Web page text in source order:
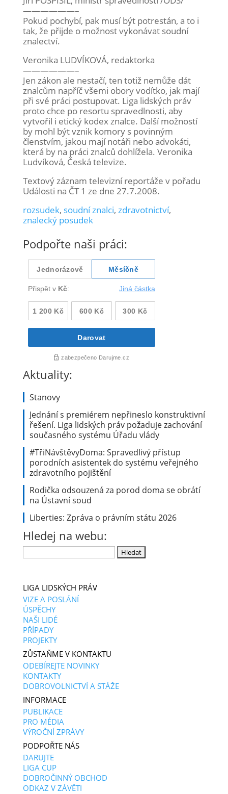
——————–
Pokud pochybí, pak musí být potrestán, a to i
tak, že přijde o možnost vykonávat soudní
znalectví.
Veronika LUDVÍKOVÁ, redaktorka
——————–
Jen zákon ale nestačí, ten totiž nemůže dát
znalcům napříč všemi obory vodítko, jak mají
při své práci postupovat. Liga lidských práv
proto chce po resortu spravedlnosti, aby
vytvořil i etický kodex znalce. Další možností
by mohl být vznik komory s povinným
členstvím, jakou mají notáři nebo advokáti,
která by na práci znalců dohlížela. Veronika
Ludvíková, Česká televize.
Textový záznam televizní reportáže v pořadu
Události na ČT 1 ze dne 27.7.2008.
rozsudek, soudní znalci, zdravotnictví,
znalecký posudek
Podpořte naši práci:
Aktuality:
Stanovy
Jednání s premiérem nepřineslo konstruktivní
řešení. Liga lidských práv požaduje zachování
současného systému Úřadu vlády
#TřiNávštěvyDoma: Spravedlivý přístup
porodních asistentek do systému veřejného
zdravotního pojištění
Rodička odsouzená za porod doma se obrátí
na Ústavní soud
Liberties: Zpráva o právním státu 2026
Hledej na webu:
Vyhledávání
LIGA LIDSKÝCH PRÁV
VIZE A POSLÁNÍ
ÚSPĚCHY
NAŠI LIDÉ
PŘÍPADY
PROJEKTY
ZŮSTAŇME V KONTAKTU
ODEBÍREJTE NOVINKY
KONTAKTY
DOBROVOLNICTVÍ A STÁŽE
INFORMACE
PUBLIKACE
PRO MÉDIA
VÝROČNÍ ZPRÁVY
PODPOŘTE NÁS
DARUJTE
LIGA CUP
DOBROČINNÝ OBCHOD
ODKAZ V ZÁVĚTI